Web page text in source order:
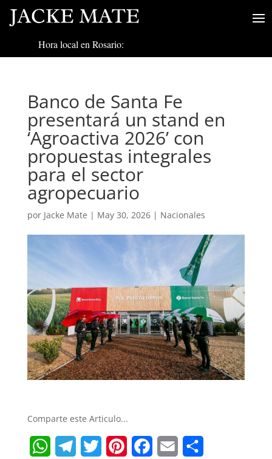
Hora local en Rosario:
Banco de Santa Fe
presentará un stand en
‘Agroactiva 2026’ con
propuestas integrales
para el sector
agropecuario
por Jacke Mate | May 30, 2026| Nacionales
Comparte este Articulo...